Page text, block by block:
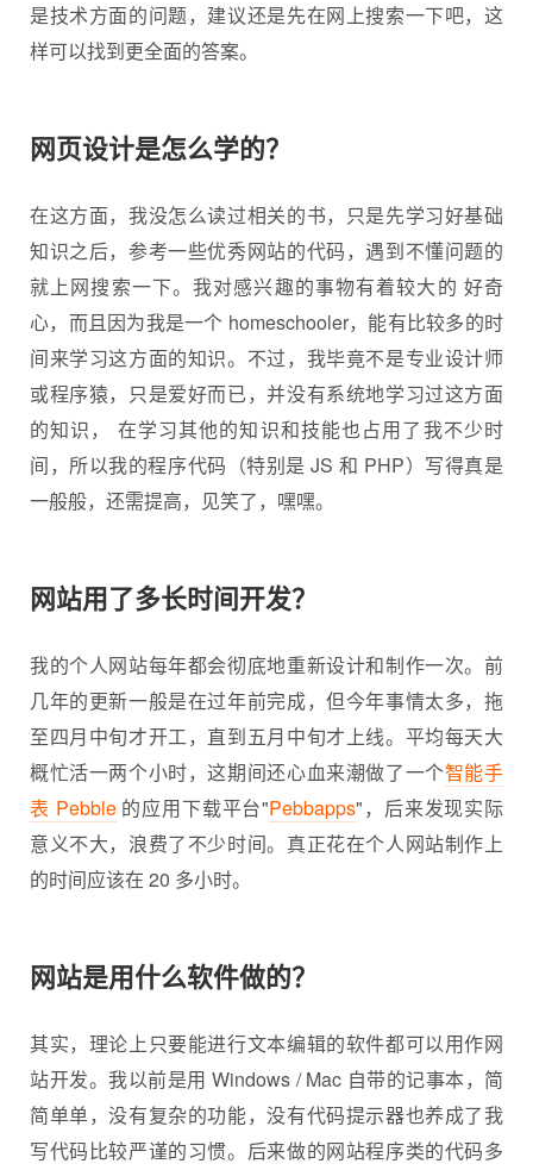
是技术方面的问题，建议还是先在网上搜索一下吧，这
样可以找到更全面的答案。
网页设计是怎么学的？
在这方面，我没怎么读过相关的书，只是先学习好基础
知识之后，参考一些优秀网站的代码，遇到不懂问题的
就上网搜索一下。我对感兴趣的事物有着较大的 好奇
心，而且因为我是一个 homeschooler，能有比较多的时
间来学习这方面的知识。不过，我毕竟不是专业设计师
或程序猿，只是爱好而已，并没有系统地学习过这方面
的知识， 在学习其他的知识和技能也占用了我不少时
间，所以我的程序代码（特别是 JS 和 PHP）写得真是
一般般，还需提高，见笑了，嘿嘿。
网站用了多长时间开发？
我的个人网站每年都会彻底地重新设计和制作一次。前
几年的更新一般是在过年前完成，但今年事情太多，拖
至四月中旬才开工，直到五月中旬才上线。平均每天大
概忙活一两个小时，这期间还心血来潮做了一个智能手
表 Pebble的应用下载平台"Pebbapps"，后来发现实际
意义不大，浪费了不少时间。真正花在个人网站制作上
的时间应该在 20 多小时。
网站是用什么软件做的？
其实，理论上只要能进行文本编辑的软件都可以用作网
站开发。我以前是用 Windows / Mac 自带的记事本，简
简单单，没有复杂的功能，没有代码提示器也养成了我
写代码比较严谨的习惯。后来做的网站程序类的代码多